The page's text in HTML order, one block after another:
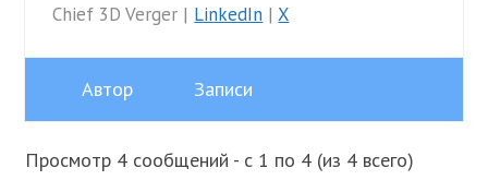
Chief 3D Verger | LinkedIn |X
Автор Записи
Просмотр 4 сообщений - с 1 по 4 (из 4 всего)